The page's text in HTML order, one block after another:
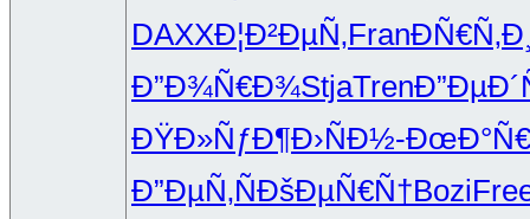
DAXXÐ¦Ð²ÐµÑ‚Fran
Ð”Ð¾Ñ€Ð¾StjaTren
ÐŸÐ»ÑƒÐ¶Ð›ÑÐ½-
Ð”ÐµÑ‚ÑÐšÐµÑ€Ñ†Bozi